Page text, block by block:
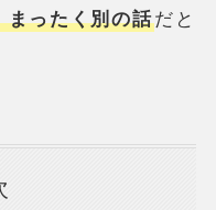
まったく別の話だと